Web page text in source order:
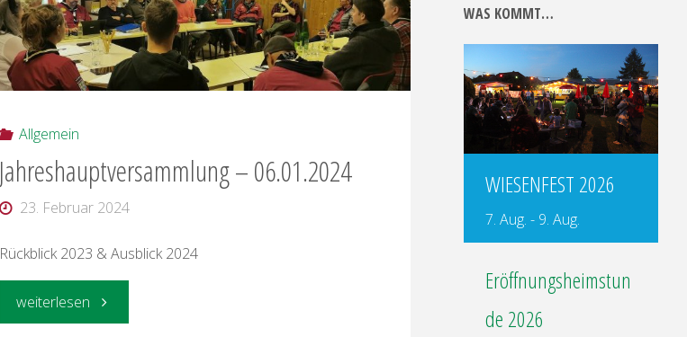
Allgemein
Jahreshauptversammlung – 06.01.2024
23. Februar 2024
Rückblick 2023 & Ausblick 2024
weiterlesen "Jahreshauptversammlung
WAS KOMMT…
WIESENFEST 2026
7. Aug. - 9. Aug.
Eröffnungsheimstun
de 2026